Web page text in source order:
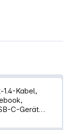
Kabel,
C-Gerät…